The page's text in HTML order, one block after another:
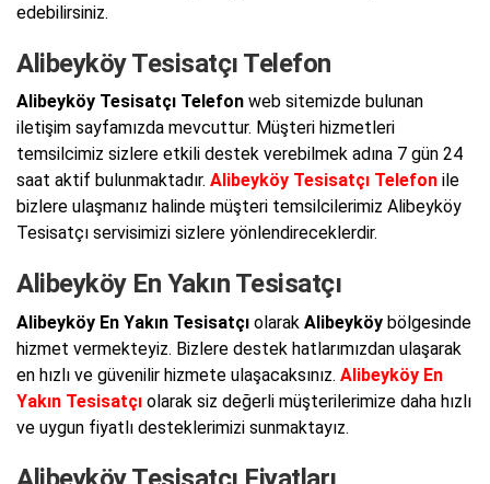
edebilirsiniz.
Alibeyköy Tesisatçı Telefon
Alibeyköy Tesisatçı Telefon web sitemizde bulunan
iletişim sayfamızda mevcuttur. Müşteri hizmetleri
temsilcimiz sizlere etkili destek verebilmek adına 7 gün 24
saat aktif bulunmaktadır. Alibeyköy Tesisatçı Telefon ile
bizlere ulaşmanız halinde müşteri temsilcilerimiz Alibeyköy
Tesisatçı servisimizi sizlere yönlendireceklerdir.
Alibeyköy En Yakın Tesisatçı
Alibeyköy En Yakın Tesisatçı olarak Alibeyköy bölgesinde
hizmet vermekteyiz. Bizlere destek hatlarımızdan ulaşarak
en hızlı ve güvenilir hizmete ulaşacaksınız. Alibeyköy En
Yakın Tesisatçı olarak siz değerli müşterilerimize daha hızlı
ve uygun fiyatlı desteklerimizi sunmaktayız.